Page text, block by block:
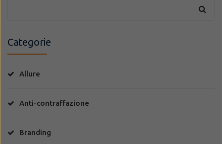
Categorie
Allure
Anti-contraffazione
Branding